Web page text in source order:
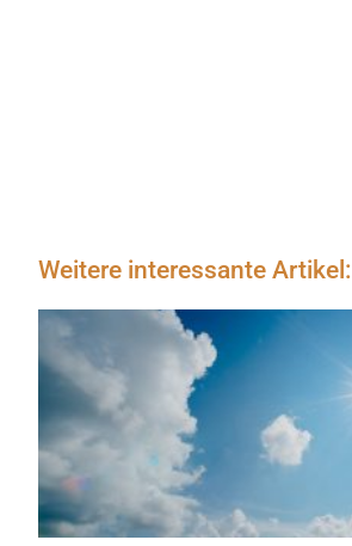
Weitere interessante Artikel: